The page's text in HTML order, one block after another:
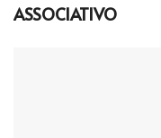
ASSOCIATIVO